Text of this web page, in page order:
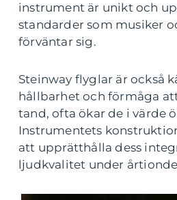
instrument är unikt och
standarder som musiker
förväntar sig.
Steinway flyglar är också
hållbarhet och förmåga
tand, ofta ökar de i värde
Instrumentets
att upprätthålla dess
ljudkvalitet under